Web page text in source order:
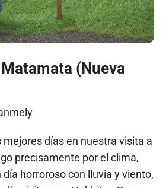
(Nueva
mejores días en nuestra visita a
precisamente por el clima,
horroroso con lluvia y viento,